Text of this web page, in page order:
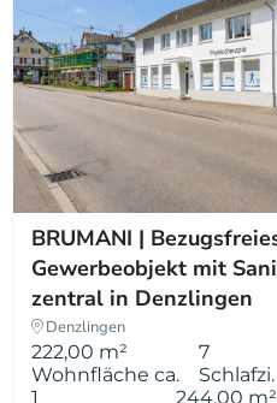
BRUMANI |
Gewerbeobjekt mit
zentral in Denzlingen
Denzlingen
222,00 m²
Wohnfläche ca.
7
Schlafzi.
1
244,00 m²